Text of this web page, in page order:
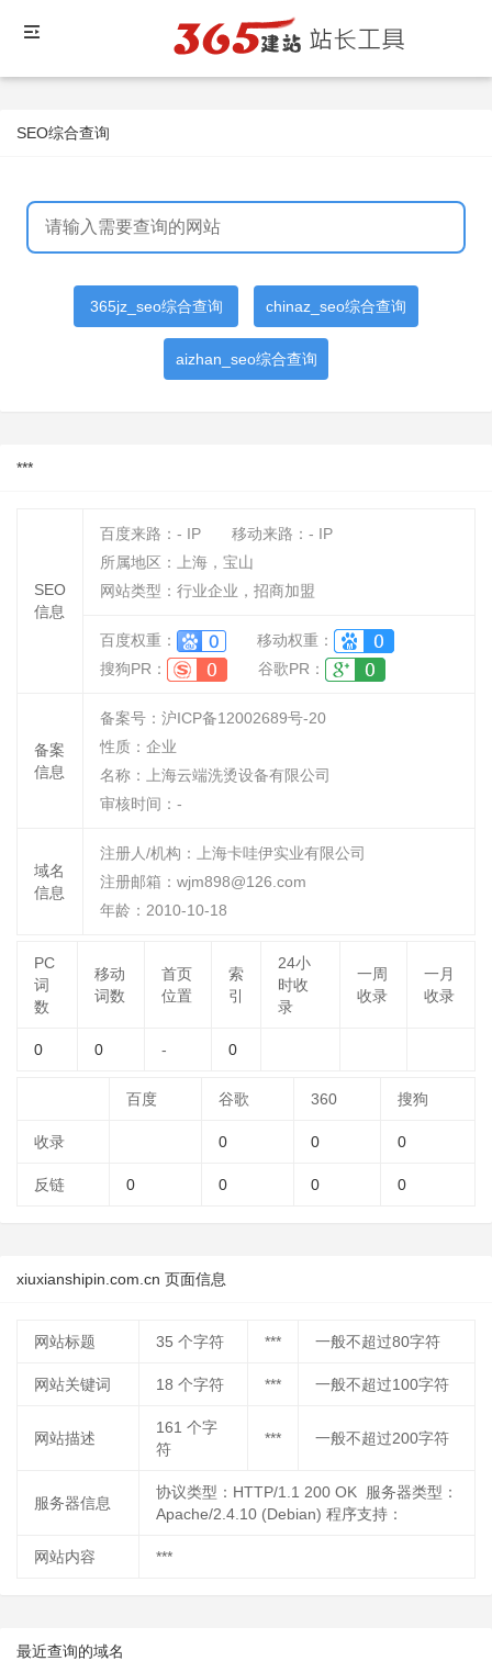
SEO综合查询
365jz_seo综合查询 chinaz_seo综合查询
aizhan_seo综合查询
***
SEO
信息
百度来路： - IP 移动来路： - IP
所属地区：上海，宝山
网站类型：行业企业，招商加盟
百度权重：
移动权重：
搜狗PR：
谷歌PR：
备案
信息
备案号：沪ICP备12002689号-20
性质： 企业
名称：
上海云端洗烫设备有限公司
审核时间： -
域名
信息
注册人/机构：上海卡哇伊实业有限公司
注册邮箱：wjm898@126.com
年龄：2010-10-18
PC
词
数
移动
词数
首页
位置
索
引
24小
时收
录
一周
收录
一月
收录
0 0 - 0
百度 谷歌 360 搜狗
收录 0 0 0
反链 0 0 0 0
xiuxianshipin.com.cn 页面信息
网站标题 35 个字符 *** 一般不超过80字符
网站关键词 18 个字符 *** 一般不超过100字符
网站描述
161 个字
符
*** 一般不超过200字符
服务器信息
协议类型：HTTP/1.1 200 OK 服务器类型：
Apache/2.4.10 (Debian) 程序支持：
网站内容 ***
最近查询的域名